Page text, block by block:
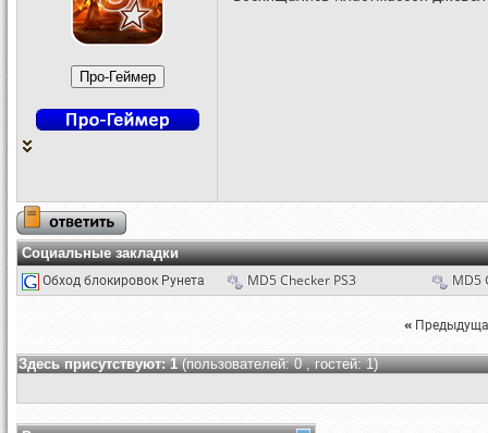
Социальные закладки
Обход блокировок Рунета MD5 Checker PS3 MD5
«
Здесь присутствуют: 1(пользователей: 0 , гостей: 1)